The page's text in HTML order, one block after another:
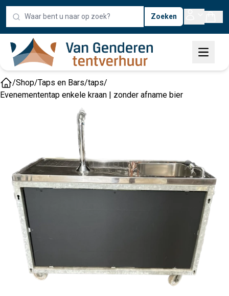
Zoeken
Home
/Shop/Taps en Bars/taps/
Evenemententap enkele kraan | zonder afname bier